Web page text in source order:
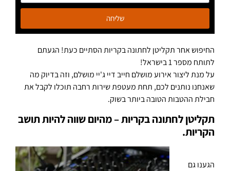
שליחה
החיפוש אחר תקליטן לחתונה בקריות הסתיים כעת! הגעתם
לתותח מספר 1 בישראל!
על מנת ליצור אירוע מושלם חייב דיי ג'יי מושלם, וזה בדיוק מה
שאנחנו נותנים לכם, תחת מעטפת שירות רחבה תוכלו לקבל את
חבילת ההטבות הטובה ביותר בשוק.
תקליטן לחתונה בקריות – מהיום שווה להיות תושב
הקריות.
הגענו גם